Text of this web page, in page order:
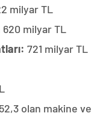
milyar TL
620 milyar TL
721 milyar TL
olan makine ve